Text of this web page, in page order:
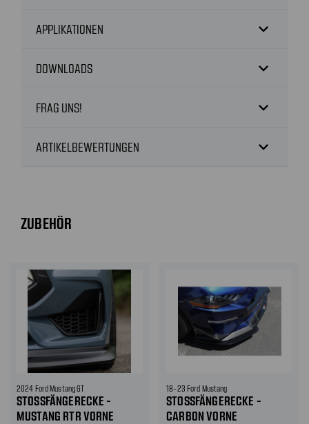
APPLIKATIONEN expand_more
DOWNLOADS expand_more
FRAG UNS! expand_more
ARTIKELBEWERTUNGEN expand_more
ZUBEHÖR
2024 Ford Mustang GT
STOSSFÄNGERECKE - M
USTANG RTR VORNE
18-23 Ford Mustang
STOSSFÄNGERECKE - C
ARBON VORNE